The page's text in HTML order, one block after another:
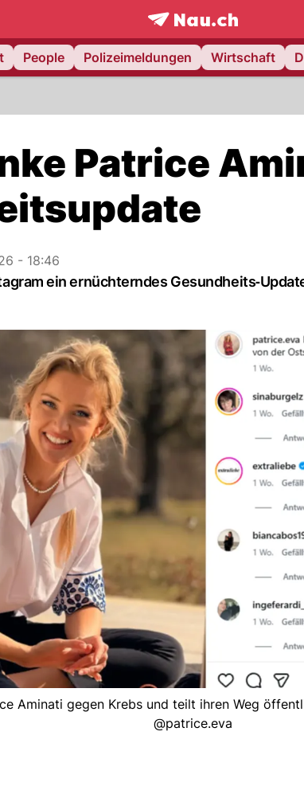
frontpage.NAU.ch
People Polizeimeldungen Wirtschaft
Patrice
- 18:46
ein ernüchterndes
Aminati gegen Krebs und teilt ihren Weg
@patrice.eva